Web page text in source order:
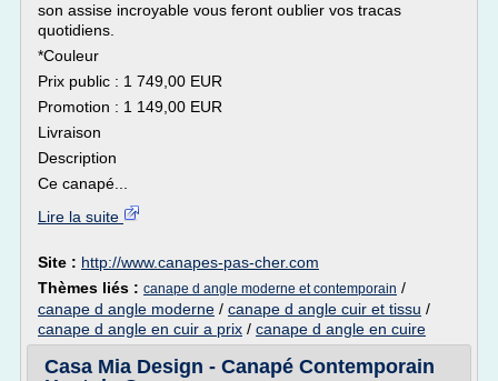
son assise incroyable vous feront oublier vos tracas
quotidiens.
*Couleur
Prix public : 1 749,00 EUR
Promotion : 1 149,00 EUR
Livraison
Description
Ce canapé...
Lire la suite
Site : http://www.canapes-pas-cher.com
Thèmes liés : canape d angle moderne et contemporain /
canape d angle moderne / canape d angle cuir et tissu /
canape d angle en cuir a prix / canape d angle en cuire
Casa Mia Design - Canapé Contemporain